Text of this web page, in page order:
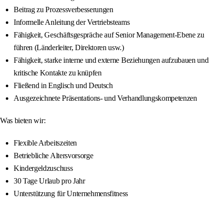
Beitrag zu Prozessverbesserungen
Informelle Anleitung der Vertriebsteams
Fähigkeit, Geschäftsgespräche auf Senior Management-Ebene zu
führen (Länderleiter, Direktoren usw.)
Fähigkeit, starke interne und externe Beziehungen aufzubauen und
kritische Kontakte zu knüpfen
Fließend in Englisch und Deutsch
Ausgezeichnete Präsentations- und Verhandlungskompetenzen
Was bieten wir:
Flexible Arbeitszeiten
Betriebliche Altersvorsorge
Kindergeldzuschuss
30 Tage Urlaub pro Jahr
Unterstützung für Unternehmensfitness